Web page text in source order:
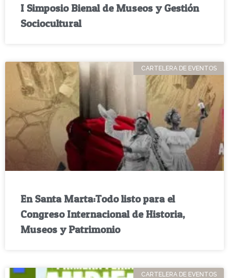
I Simposio Bienal de Museos y Gestión
Sociocultural
CARTELERA DE EVENTOS
En Santa Marta:Todo listo para el
Congreso Internacional de Historia,
Museos y Patrimonio
CARTELERA DE EVENTOS